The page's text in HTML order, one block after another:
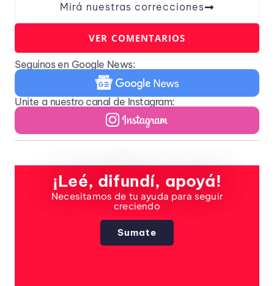
Mirá nuestras correcciones
VER COMENTARIOS
Seguinos en Google News:
Unite a nuestro canal de Instagram:
¡Leé, difundí, apoyá!
Necesitamos de tu ayuda para seguir
creciendo
Sumate